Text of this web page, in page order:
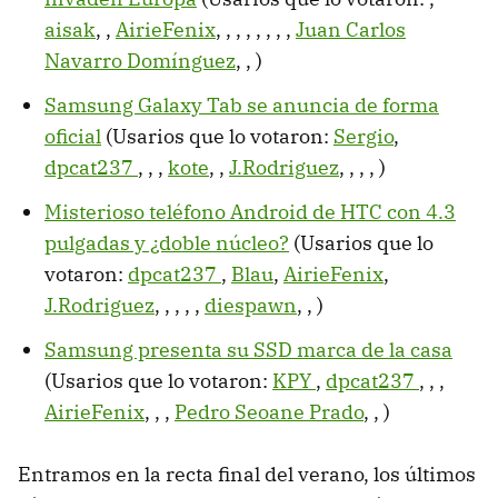
aisak, , AirieFenix, , , , , , , , Juan Carlos
Navarro Domínguez, , )
Samsung Galaxy Tab se anuncia de forma
oficial (Usarios que lo votaron: Sergio,
dpcat237 , , , kote, , J.Rodriguez, , , , )
Misterioso teléfono Android de HTC con 4.3
pulgadas y ¿doble núcleo? (Usarios que lo
votaron: dpcat237 , Blau, AirieFenix,
J.Rodriguez, , , , , diespawn, , )
Samsung presenta su SSD marca de la casa
(Usarios que lo votaron: KPY , dpcat237 , , ,
AirieFenix, , , Pedro Seoane Prado, , )
Entramos en la recta final del verano, los últimos